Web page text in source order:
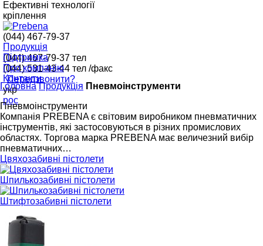
Ефективні технології
кріплення
(044) 467-79-37
(044) 467-79-37 тел
(044) 531-43-44 тел /факс
Передзвонити?
укр
рос
Продукція
Підтримка
Про компанію
Контакти
Головна Продукція Пневмоінструменти
Пневмоінструменти
Компанія PREBENA є світовим виробником пневматичних
інструментів, які застосовуються в різних промислових
областях. Торгова марка PREBENA має величезний вибір
пневматичних…
Цвяхозабивні пістолети
Шпилькозабивні пістолети
Штифтозабивні пістолети